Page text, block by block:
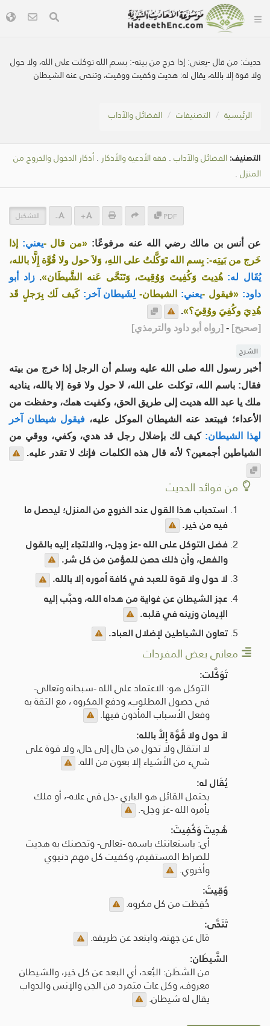
حديث: من قال -يعني: إذا خرج من بيته-: بسم الله توكلت على الله، ولا حول
ولا قوة إلا بالله، يقال له: هديت وكفيت ووقيت، وتنحى عنه الشيطان
الرئيسية التصنيفات الفضائل والآداب
التصنيف: الفضائل والآداب . فقه الأدعية والأذكار . أذكار الدخول والخروج من
المنزل .
PDF
+
- التشكيل
عن أنس بن مالك رضي الله عنه مرفوعًا: «من قال -يعني: إذا
خَرج من بَيتِه-: بِسم الله تَوَكَّلتُ على اللهِ، وَلاَ حول ولا قُوَّة إِلَّا بالله،
يُقَال له: هُدِيتَ وَكُفِيتَ وَوُقِيتَ، وَتَنَحَّى عَنه الشَّيطَان». زاد أبو
داود: «فيقول -يعني: الشيطان-لِشَيطان آخر: كَيف لَك بِرَجلٍ قَد
هُدِيَ وكُفِيَ ووُقِيَ؟».
[صحيح]
-
[رواه أبو داود والترمذي]
الشرح
أخبر رسول الله صلى الله عليه وسلم أن الرجل إذا خرج من بيته
فقال: باسم الله، توكلت على الله، لا حول ولا قوة إلا بالله، يناديه
ملك يا عبد الله هديت إلى طريق الحق، وكفيت همك، وحفظت من
الأعداء؛ فيبتعد عنه الشيطان الموكل عليه، فيقول شيطان آخر
لهذا الشيطان: كيف لك بإضلال رجل قد هدي، وكفي، ووقي من
الشياطين أجمعين؟ لأنه قال هذه الكلمات فإنك لا تقدر عليه.
من فوائد الحديث
استحباب هذا القول عند الخروج من المنزل؛ ليحصل ما
فيه من خير.
فضل التوكل على الله -عز وجل-، والالتجاء إليه بالقول
والفعل، وأن ذلك حصن للمؤمن من كل شر.
لا حول ولا قوة للعبد في كافة أموره إلا بالله.
عجز الشيطان عن غواية من هداه الله، وحبَّب إليه
الإيمان وزينه في قلبه.
تعاون الشياطين لإضلال العباد.
معاني بعض المفردات
تَوَكَّلت:
التوكل هو: الاعتماد على الله -سبحانه وتعالى-
في حصول المطلوب، ودفع المكروه ، مع الثقة به
وفعل الأسباب المأذون فيها.
لاَ حول ولا قُوَّة إِلاَّ بالله:
لا انتقال ولا تحول من حال إلى حال، ولا قوة على
شيء من الأشياء إلا بعون من الله.
يُقَال له:
يحتمل القائل هو الباري -جل في علاه-، أو ملك
يأمره الله -عز وجل-.
هُدِيتَ وَكُفِيتَ:
أي: باستعانتك باسمه -تعالى- وتحصنك به هديت
للصراط المستقيم، وكفيت كل مهم دنيوي
وأخروي.
وُقِيتَ:
حُفِظت من كل مكروه.
تَنَحَّى:
مَال عن جهته، وابتعد عن طريقه.
الشَّيطَان:
من الشَطَن: البُعد، أي البعد عن كل خير، والشيطان
معروف، وكل عات متمرد من الجن والإنس والدواب
يقال له شيطان.